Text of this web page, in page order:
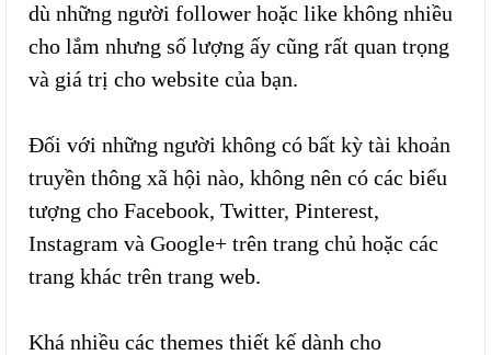
dù những người follower hoặc like không nhiều
cho lắm nhưng số lượng ấy cũng rất quan trọng
và giá trị cho website của bạn.
Đối với những người không có bất kỳ tài khoản
truyền thông xã hội nào, không nên có các biểu
tượng cho Facebook, Twitter, Pinterest,
Instagram và Google+ trên trang chủ hoặc các
trang khác trên trang web.
Khá nhiều các themes thiết kế dành cho